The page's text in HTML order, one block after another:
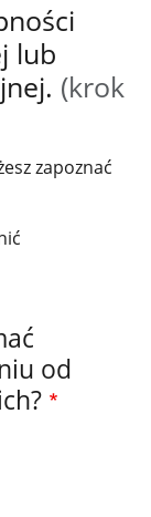
lub
(krok
zapoznać
od